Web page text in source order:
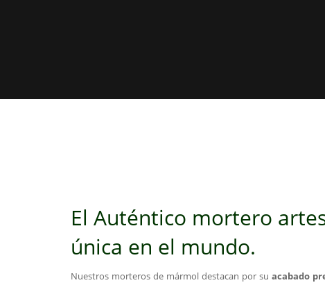
El Auténtico mortero a
única en el mundo.
Nuestros morteros de mármol destacan por su acabado